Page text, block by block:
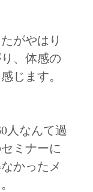
がやはり
、体感の
じます。
人なんて過
ミナーに
かったメ